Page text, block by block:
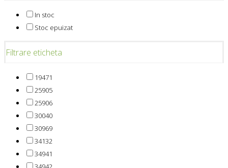
In stoc
Stoc epuizat
Filtrare eticheta
19471
25905
25906
30040
30969
34132
34941